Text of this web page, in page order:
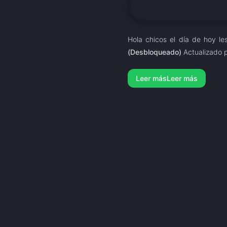
Hola chicos el día de hoy
(Desbloqueado) Actualizado
Leer más